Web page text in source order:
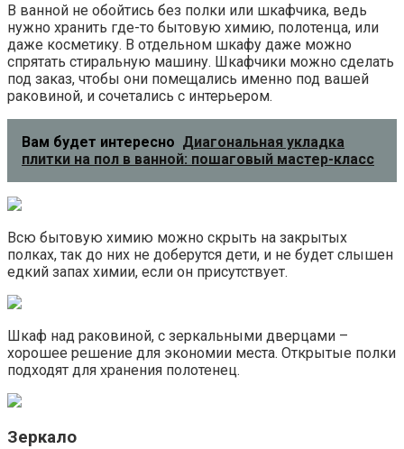
В ванной не обойтись без полки или шкафчика, ведь
нужно хранить где-то бытовую химию, полотенца, или
даже косметику. В отдельном шкафу даже можно
спрятать стиральную машину. Шкафчики можно сделать
под заказ, чтобы они помещались именно под вашей
раковиной, и сочетались с интерьером.
Вам будет интересно Диагональная укладка
плитки на пол в ванной: пошаговый мастер-класс
Всю бытовую химию можно скрыть на закрытых
полках, так до них не доберутся дети, и не будет слышен
едкий запах химии, если он присутствует.
Шкаф над раковиной, с зеркальными дверцами –
хорошее решение для экономии места. Открытые полки
подходят для хранения полотенец.
Зеркало